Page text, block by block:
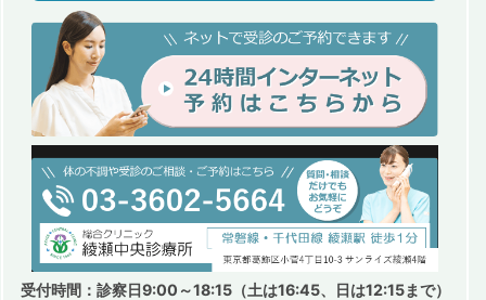
受付時間：診察日9:00～18:15（土は16:45、日は12:15まで）